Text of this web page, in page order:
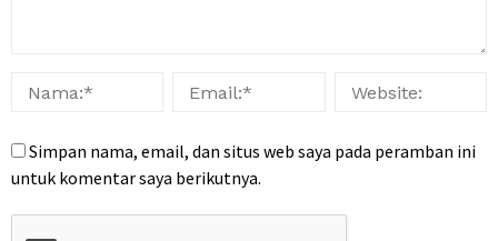
Simpan nama, email, dan situs web saya pada peramban ini
untuk komentar saya berikutnya.